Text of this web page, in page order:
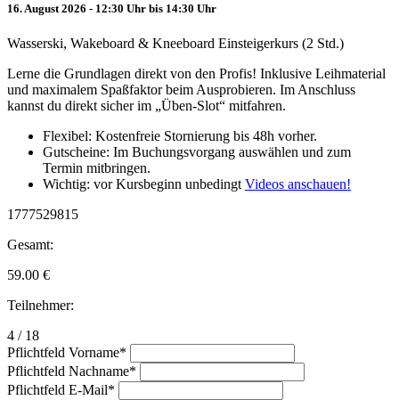
16. August 2026 - 12:30 Uhr bis 14:30 Uhr
Wasserski, Wakeboard & Kneeboard Einsteigerkurs (2 Std.)
Lerne die Grundlagen direkt von den Profis! Inklusive Leihmaterial
und maximalem Spaßfaktor beim Ausprobieren. Im Anschluss
kannst du direkt sicher im „Üben-Slot“ mitfahren.
Flexibel: Kostenfreie Stornierung bis 48h vorher.
Gutscheine: Im Buchungsvorgang auswählen und zum
Termin mitbringen.
Wichtig: vor Kursbeginn unbedingt Videos anschauen!
1777529815
Gesamt:
59.00 €
Teilnehmer:
4 / 18
Pflichtfeld Vorname*
Pflichtfeld Nachname*
Pflichtfeld E-Mail*